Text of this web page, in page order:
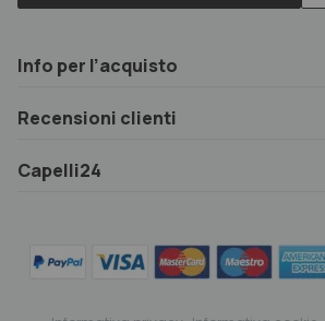
Info per l’acquisto
Recensioni clienti
Capelli24